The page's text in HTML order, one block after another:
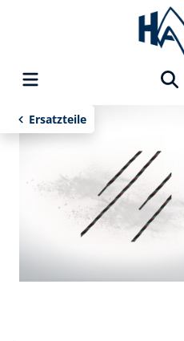
springen
Ersatzteile